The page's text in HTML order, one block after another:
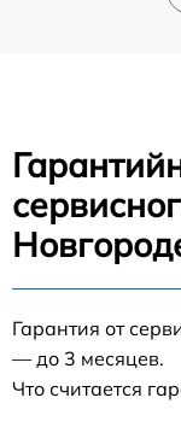
Гарантия от
— до 3 месяцев.
Что считается